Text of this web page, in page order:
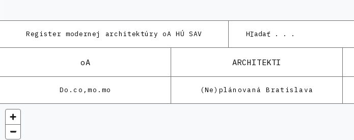
Register modernej architektúry oA HÚ SAV
oA ARCHITEKTI
Do.co,mo.mo (Ne)plánovaná Bratislava